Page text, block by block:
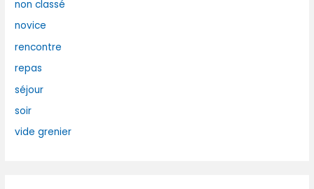
non classé
novice
rencontre
repas
séjour
soir
vide grenier